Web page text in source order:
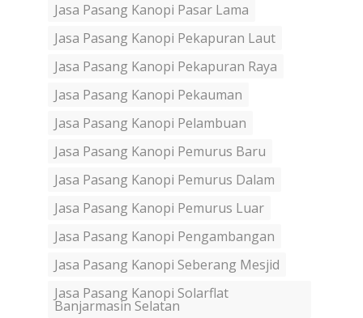
Jasa Pasang Kanopi Pasar Lama
Jasa Pasang Kanopi Pekapuran Laut
Jasa Pasang Kanopi Pekapuran Raya
Jasa Pasang Kanopi Pekauman
Jasa Pasang Kanopi Pelambuan
Jasa Pasang Kanopi Pemurus Baru
Jasa Pasang Kanopi Pemurus Dalam
Jasa Pasang Kanopi Pemurus Luar
Jasa Pasang Kanopi Pengambangan
Jasa Pasang Kanopi Seberang Mesjid
Jasa Pasang Kanopi Solarflat
Banjarmasin Selatan